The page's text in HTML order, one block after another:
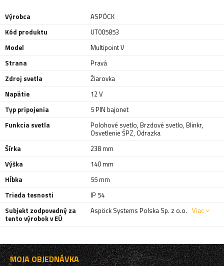
Výrobca
ASPÖCK
Kód produktu
UT005853
Model
Multipoint V
Strana
Pravá
Zdroj svetla
Žiarovka
Napätie
12 V
Typ pripojenia
5 PIN bajonet
Funkcia svetla
Polohové svetlo, Brzdové svetlo, Blinkr,
Osvetlenie ŠPZ, Odrazka
Šírka
238 mm
Výška
140 mm
Hĺbka
55 mm
Trieda tesnosti
IP 54
Subjekt zodpovedný za
tento výrobok v EÚ
Aspöck Systems Polska Sp. z o.o. Viac
MOJA OBJEDNÁVKA